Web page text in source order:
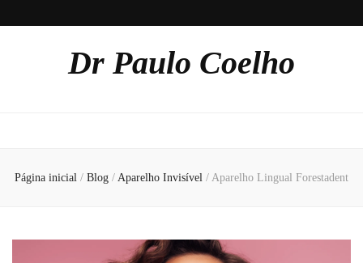
Dr Paulo Coelho
Página inicial / Blog / Aparelho Invisível / Aparelho Lingual Forestadent